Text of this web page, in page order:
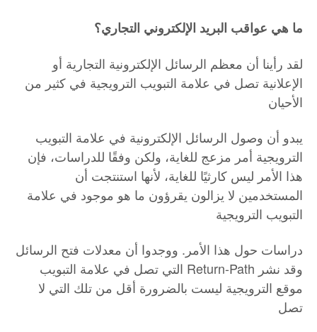
ما هي عواقب البريد الإلكتروني التجاري؟
لقد رأينا أن معظم الرسائل الإلكترونية التجارية أو
الإعلانية تصل في علامة التبويب الترويجية في كثير من
الأحيان
يبدو أن وصول الرسائل الإلكترونية في علامة التبويب
الترويجية أمر مزعج للغاية، ولكن وفقًا للدراسات، فإن
هذا الأمر ليس كارثيًا للغاية، لأنها استنتجت أن
المستخدمين لا يزالون يقرؤون ما هو موجود في علامة
التبويب الترويجية
دراسات حول هذا الأمر. ووجدوا أن معدلات فتح الرسائل
التي تصل في علامة التبويب Return-Path وقد نشر
موقع الترويجية ليست بالضرورة أقل من تلك التي لا
تصل